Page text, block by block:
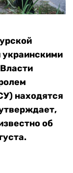
находятся
об